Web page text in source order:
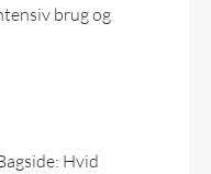
brug og
Hvid